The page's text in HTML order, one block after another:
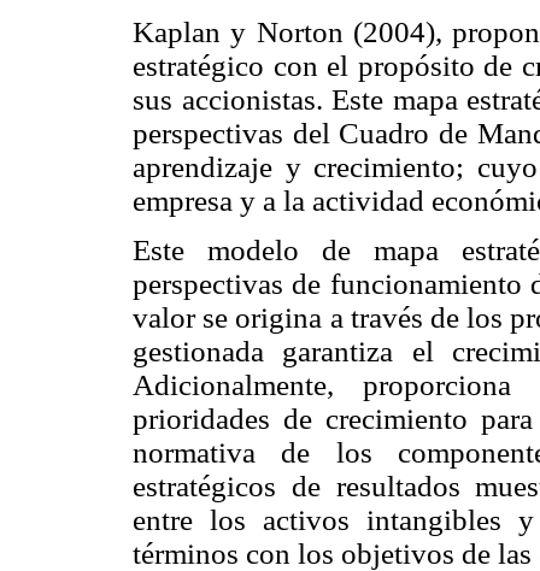
Kaplan y Norton (2004),
estratégico con el propósito de
sus accionistas. Este mapa
perspectivas del Cuadro de
aprendizaje y crecimiento;
empresa y a la actividad
Este modelo de mapa
perspectivas de funcionamiento
valor se origina a través de los
gestionada garantiza el
Adicionalmente,
prioridades de crecimiento
normativa de los
estratégicos de resultados
entre los activos intangibles
términos con los objetivos de